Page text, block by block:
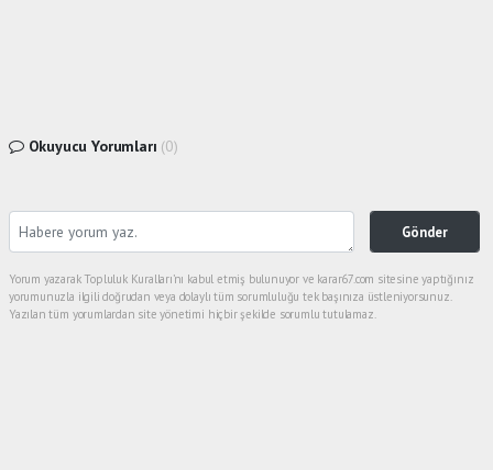
Okuyucu Yorumları (0)
Gönder
Yorum yazarak Topluluk Kuralları’nı kabul etmiş bulunuyor ve karar67.com sitesine yaptığınız
yorumunuzla ilgili doğrudan veya dolaylı tüm sorumluluğu tek başınıza üstleniyorsunuz.
Yazılan tüm yorumlardan site yönetimi hiçbir şekilde sorumlu tutulamaz.